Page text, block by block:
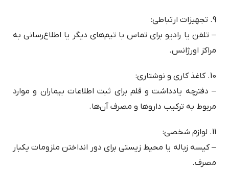
9. تجهیزات ارتباطی:
– تلفن یا رادیو برای تماس با تیم‌های دیگر یا اطلاع‌رسانی به
مراکز اورژانس.
10. کاغذ کاری و نوشتاری:
– دفترچه یادداشت و قلم برای ثبت اطلاعات بیماران و موارد
مربوط به ترکیب داروها و مصرف آن‌ها.
11. لوازم شخصی:
– کیسه زباله یا محیط زیستی برای دور انداختن ملزومات یکبار
مصرف.